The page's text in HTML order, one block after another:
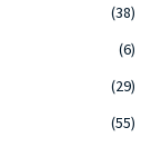
(38)
(6)
(29)
(55)